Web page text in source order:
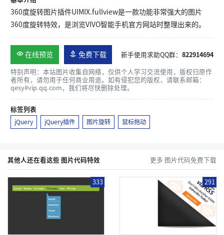
360度旋转图片插件UIMIX.fullview是一款功能非常强大的图片
360度旋转特效，是浏览VIVO智能手机官方网站时整理出来的。
在线预览 免费下载 新手使用求助QQ群： 822914694
特别声明：本站图片收集自网络，仅供个人学习交流使用，版权归原作
者所有，请勿用于任何商业用途。如有侵犯您的版权，请联系邮箱：
qesy#vip.qq.com，我们将尽快删除处理。
标签列表
jQuery jQuery插件 图片旋转 鼠标拖动
更多 图片代码免费下载
其他人还在看这些 图片代码特效
333 291